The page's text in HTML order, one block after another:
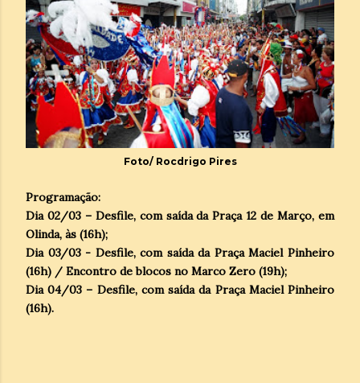
Foto/ Rocdrigo Pires
Programação:
Dia 02/03 – Desfile, com saída da Praça 12 de Março, em
Olinda, às (16h);
Dia 03/03 - Desfile, com saída da Praça Maciel Pinheiro
(16h) / Encontro de blocos no Marco Zero (19h);
Dia 04/03 – Desfile, com saída da Praça Maciel Pinheiro
(16h).